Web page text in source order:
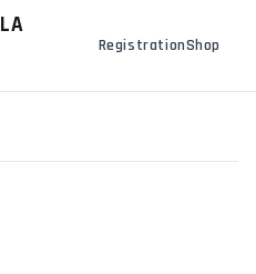
RegistrationShop